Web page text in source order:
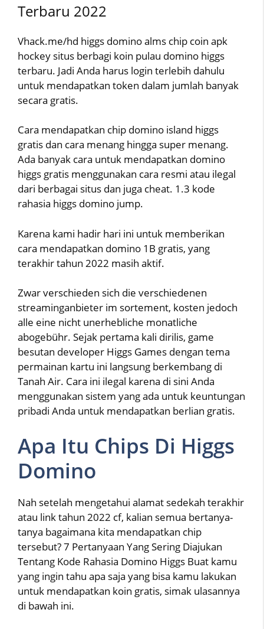
Terbaru 2022
Vhack.me/hd higgs domino alms chip coin apk
hockey situs berbagi koin pulau domino higgs
terbaru. Jadi Anda harus login terlebih dahulu
untuk mendapatkan token dalam jumlah banyak
secara gratis.
Cara mendapatkan chip domino island higgs
gratis dan cara menang hingga super menang.
Ada banyak cara untuk mendapatkan domino
higgs gratis menggunakan cara resmi atau ilegal
dari berbagai situs dan juga cheat. 1.3 kode
rahasia higgs domino jump.
Karena kami hadir hari ini untuk memberikan
cara mendapatkan domino 1B gratis, yang
terakhir tahun 2022 masih aktif.
Zwar verschieden sich die verschiedenen
streaminganbieter im sortement, kosten jedoch
alle eine nicht unerhebliche monatliche
abogebühr. Sejak pertama kali dirilis, game
besutan developer Higgs Games dengan tema
permainan kartu ini langsung berkembang di
Tanah Air. Cara ini ilegal karena di sini Anda
menggunakan sistem yang ada untuk keuntungan
pribadi Anda untuk mendapatkan berlian gratis.
Apa Itu Chips Di Higgs
Domino
Nah setelah mengetahui alamat sedekah terakhir
atau link tahun 2022 cf, kalian semua bertanya-
tanya bagaimana kita mendapatkan chip
tersebut? 7 Pertanyaan Yang Sering Diajukan
Tentang Kode Rahasia Domino Higgs Buat kamu
yang ingin tahu apa saja yang bisa kamu lakukan
untuk mendapatkan koin gratis, simak ulasannya
di bawah ini.